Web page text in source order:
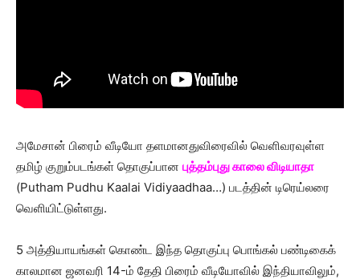
அமேசான் பிரைம் வீடியோ தளமானதுவிரைவில் வெளிவரவுள்ள
தமிழ் குறும்படங்கள் தொகுப்பான புத்தம்புது காலை விடியாதா
(Putham Pudhu Kaalai Vidiyaadhaa…) படத்தின் டிரெய்லரை
வெளியிட்டுள்ளது.
5 அத்தியாயங்கள் கொண்ட இந்த தொகுப்பு பொங்கல் பண்டிகைக்
காலமான ஜனவரி 14-ம் தேதி பிரைம் வீடியோவில் இந்தியாவிலும்,